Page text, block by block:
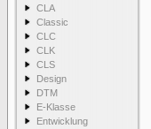
CLA
Classic
CLC
CLK
CLS
Design
DTM
E-Klasse
Entwicklung